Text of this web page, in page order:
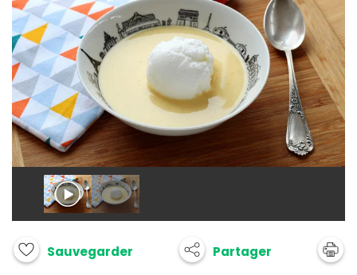
Sauvegarder Partager